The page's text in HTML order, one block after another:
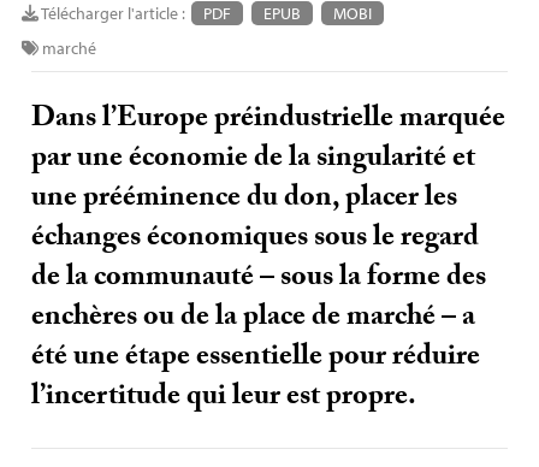
Télécharger l'article : PDF EPUB
MOBI
marché
Dans l’Europe préindustrielle marquée
par une économie de la singularité et
une prééminence du don, placer les
échanges économiques sous le regard
de la communauté – sous la forme des
enchères ou de la place de marché – a
été une étape essentielle pour réduire
l’incertitude qui leur est propre.